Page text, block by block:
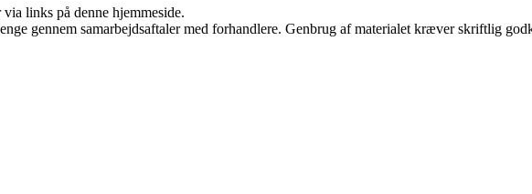
links på denne hjemmeside.
gennem samarbejdsaftaler med forhandlere. Genbrug af materialet kræver skriftlig